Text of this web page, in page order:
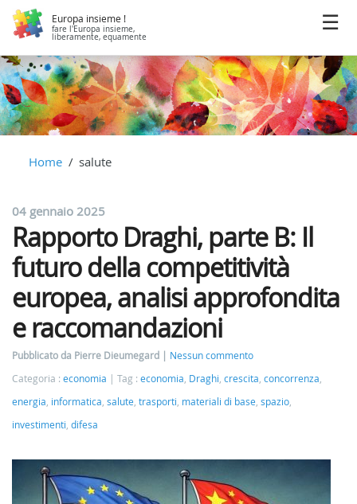
Europa insieme !
fare l'Europa insieme,
liberamente, equamente
Home salute
04 gennaio 2025
Rapporto Draghi, parte B: Il
futuro della competitività
europea, analisi approfondita
e raccomandazioni
Pubblicato da Pierre Dieumegard
Nessun commento
Categoria : economia Tag : economia Draghi crescita concorrenza
energia informatica salute trasporti materiali di base spazio
investimenti difesa